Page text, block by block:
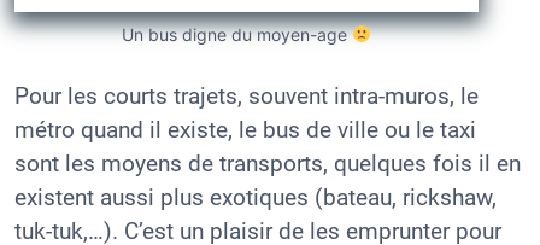
Un bus digne du moyen-age
Pour les courts trajets, souvent intra-muros, le
métro quand il existe, le bus de ville ou le taxi
sont les moyens de transports, quelques fois il en
existent aussi plus exotiques (bateau, rickshaw,
tuk-tuk,…). C’est un plaisir de les emprunter pour